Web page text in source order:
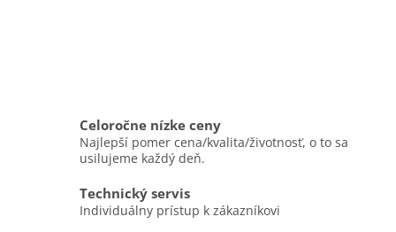
Celoročne nízke ceny
Najlepší pomer cena/kvalita/životnosť, o to sa
usilujeme každý deň.
Technický servis
Individuálny prístup k zákazníkovi